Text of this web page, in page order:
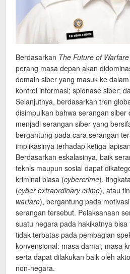
Berdasarkan The Future of
perang masa depan akan
domain siber yang masuk ke
kontrol informasi; spionase siber;
Selanjutnya, berdasarkan tren
disimpulkan bahwa serangan siber
menjadi serangan siber yang
bergantung pada cara serangan
implikasinya terhadap ketiga
Berdasarkan eskalasinya, baik
teknis maupun sosial dapat
kriminal biasa (cybercrime),
(cyber extraordinary crime), atau
warfare), bergantung pada
serangan tersebut. Pelaksanaan
suatu negara pada hakikatnya
tidak terbatas pada pembagian
konvensional: masa damai; masa
serta dapat dilakukan baik oleh
non-negara.